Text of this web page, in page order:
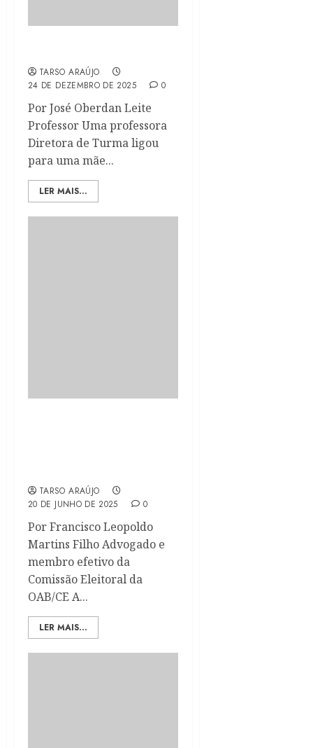
TARSO ARAÚJO
24 DE DEZEMBRO DE 2025
0
Por José Oberdan Leite
Professor Uma professora
Diretora de Turma ligou
para uma mãe...
LER MAIS...
TARSO ARAÚJO
20 DE JUNHO DE 2025
0
Por Francisco Leopoldo
Martins Filho Advogado e
membro efetivo da
Comissão Eleitoral da
OAB/CE A...
LER MAIS...